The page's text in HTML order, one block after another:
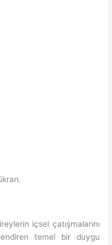
içsel çatışmalarını
temel bir duygu